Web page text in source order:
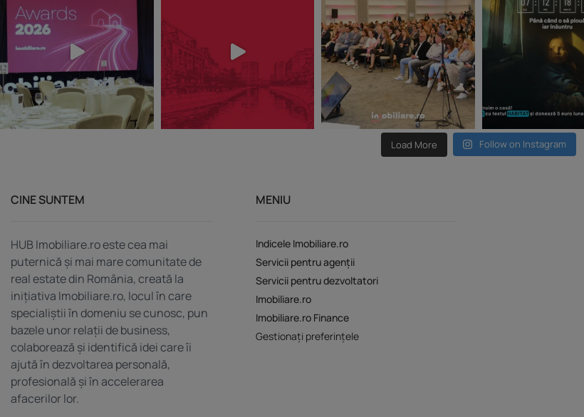
Load More Follow on Instagram
CINE SUNTEM
HUB Imobiliare.ro este cea mai
puternică și mai mare comunitate de
real estate din România, creată la
inițiativa Imobiliare.ro, locul în care
specialiștii în domeniu se cunosc, pun
bazele unor relații de business,
colaborează și identifică idei care îi
ajută în dezvoltarea personală,
profesională și în accelerarea
afacerilor lor.
MENIU
Indicele Imobiliare.ro
Servicii pentru agenții
Servicii pentru dezvoltatori
Imobiliare.ro
Imobiliare.ro Finance
Gestionați preferințele